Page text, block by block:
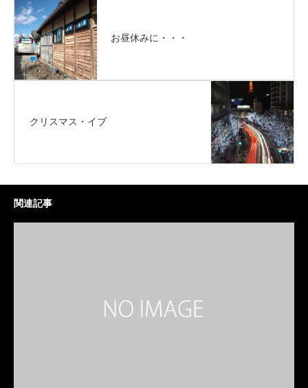
お昼休みに・・・
クリスマス・イブ
関連記事